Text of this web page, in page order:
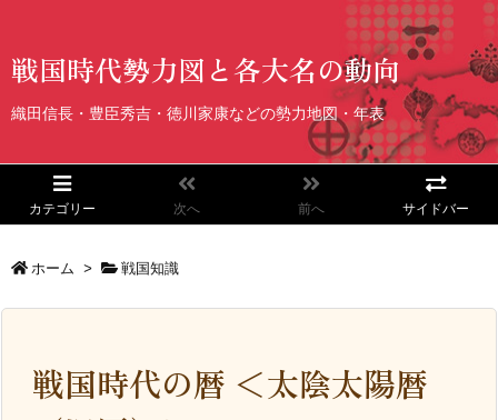
戦国時代勢力図と各大名の動向
織田信長・豊臣秀吉・徳川家康などの勢力地図・年表
カテゴリー 次へ 前へ サイドバー
ホーム > 戦国知識
戦国時代の暦 ＜太陰太陽暦